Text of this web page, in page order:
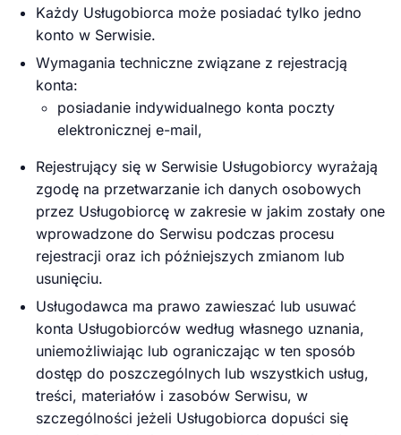
Każdy Usługobiorca może posiadać tylko jedno
konto w Serwisie.
Wymagania techniczne związane z rejestracją
konta:
posiadanie indywidualnego konta poczty
elektronicznej e-mail,
Rejestrujący się w Serwisie Usługobiorcy wyrażają
zgodę na przetwarzanie ich danych osobowych
przez Usługobiorcę w zakresie w jakim zostały one
wprowadzone do Serwisu podczas procesu
rejestracji oraz ich późniejszych zmianom lub
usunięciu.
Usługodawca ma prawo zawieszać lub usuwać
konta Usługobiorców według własnego uznania,
uniemożliwiając lub ograniczając w ten sposób
dostęp do poszczególnych lub wszystkich usług,
treści, materiałów i zasobów Serwisu, w
szczególności jeżeli Usługobiorca dopuści się